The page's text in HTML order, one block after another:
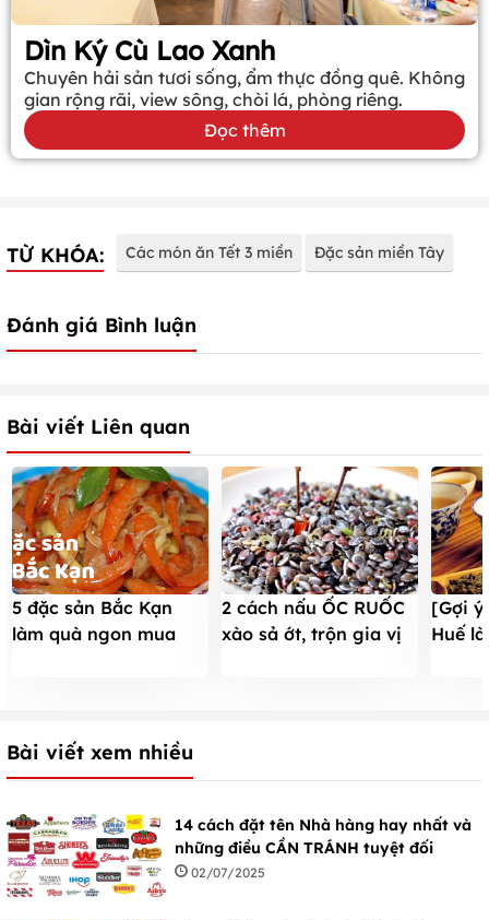
Dìn Ký Cù Lao Xanh
Chuyên hải sản tươi sống, ẩm thực đồng quê. Không
gian rộng rãi, view sông, chòi lá, phòng riêng.
Đọc thêm
TỪ KHÓA: Các món ăn Tết 3 miền Đặc sản miền Tây
Đánh giá Bình luận
Bài viết Liên quan
5 đặc sản Bắc Kạn
làm quà ngon mua
2 cách nấu ỐC RUỐC
xào sả ớt, trộn gia vị
[Gợi
Huế
Bài viết xem nhiều
14 cách đặt tên Nhà hàng hay nhất và
những điều CẦN TRÁNH tuyệt đối
02/07/2025